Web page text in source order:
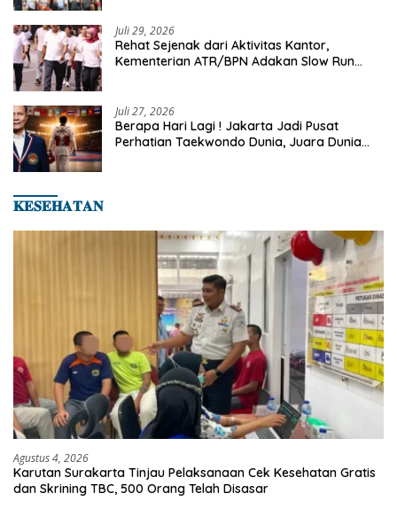
Juli 29, 2026
Rehat Sejenak dari Aktivitas Kantor,
Kementerian ATR/BPN Adakan Slow Run
Juli 27, 2026
Berapa Hari Lagi ! Jakarta Jadi Pusat
Perhatian Taekwondo Dunia, Juara Dunia
𝐊𝐄𝐒𝐄𝐇𝐀𝐓𝐀𝐍
Agustus 4, 2026
Karutan Surakarta Tinjau Pelaksanaan Cek Kesehatan Gratis
dan Skrining TBC, 500 Orang Telah Disasar